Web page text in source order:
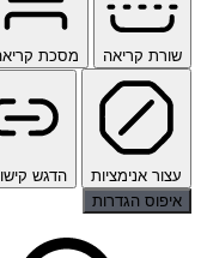
שורת קריאה מסכת
עצור אנימציות
הדגש
איפוס הגדרות